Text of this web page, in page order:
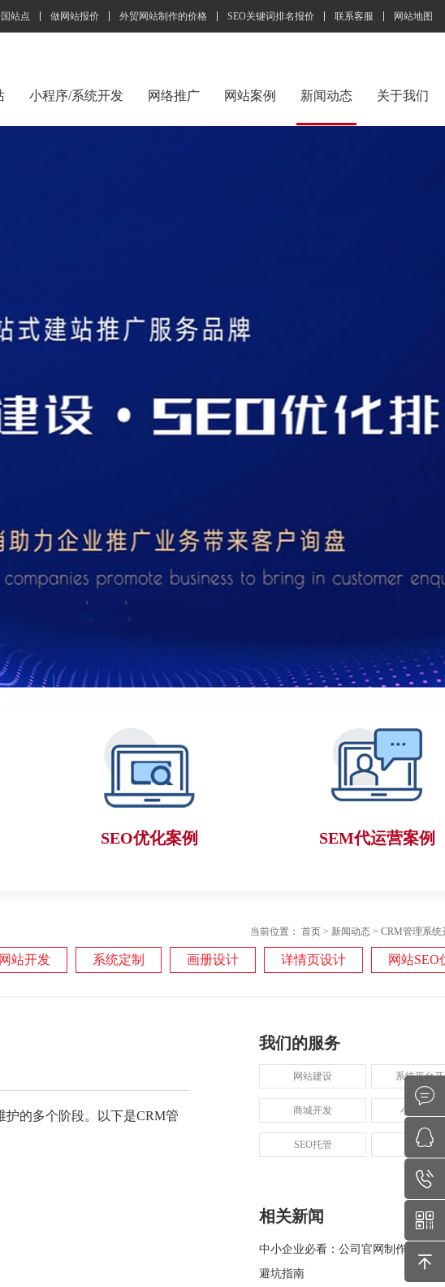
站点 做网站报价 外贸网站制作的价格 SEO关键词排名报价 联系客服 网站地图
小程序/系统开发 网络推广 网站案例 新闻动态 关于我们
SEO优化案例 SEM代运营案例
当前位置： 首页 > 新闻动态 > CRM管理系统
站开发 系统定制 画册设计 详情页设计 网站SEO
的多个阶段。以下是CRM管
我们的服务
网站建设 系统平台
商城开发 小程序开
SEO托管 SEM托管
相关新闻
中小企业必看：公司官网制作全流程
避坑指南